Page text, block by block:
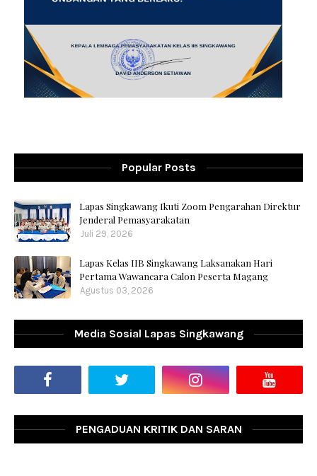
Popular Posts
Lapas Singkawang Ikuti Zoom Pengarahan Direktur
Jenderal Pemasyarakatan
Juli 29, 2026
Lapas Kelas IIB Singkawang Laksanakan Hari
Pertama Wawancara Calon Peserta Magang
Agustus 03, 2026
Media Sosial Lapas Singkawang
PENGADUAN KRITIK DAN SARAN